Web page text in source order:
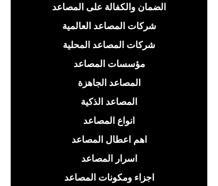
الضمان والكفالة على المصاعد
شركات المصاعد العالمية
شركات المصاعد المحلية
مؤسسات المصاعد
المصاعد الجاهزة
المصاعد الذكية
انواع المصاعد
اهم اعطال المصاعد
اسرار المصاعد
اجزاء ومكونات المصاعد